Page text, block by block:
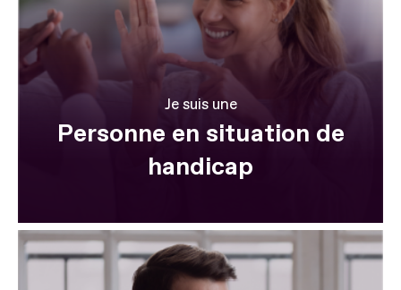
Je suis une
Personne en situation de
handicap